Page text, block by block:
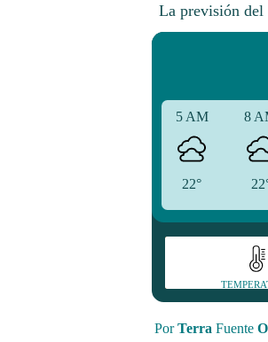
La previsión del
5 AM
22°
8
PorTerra Fuente